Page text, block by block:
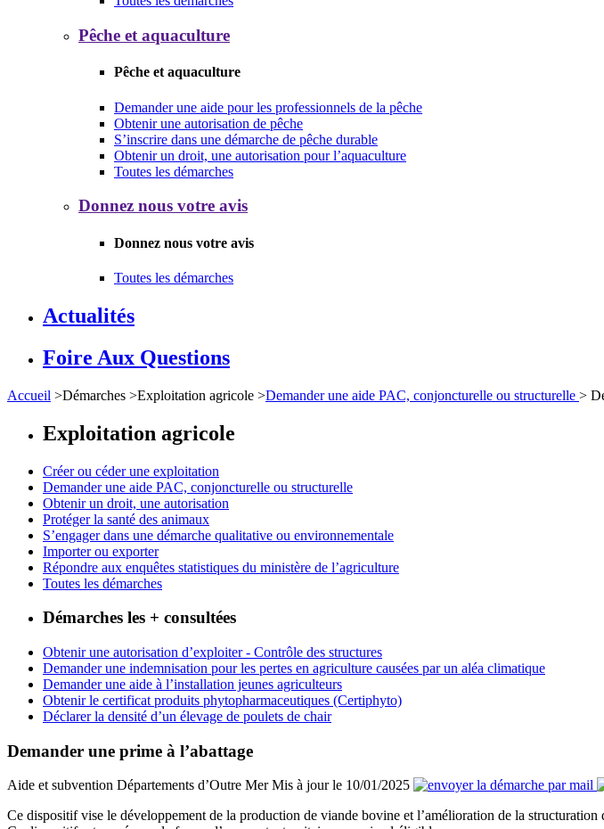
Pêche et aquaculture
Pêche et aquaculture
Demander une aide pour les professionnels de la pêche
Obtenir une autorisation de pêche
S’inscrire dans une démarche de pêche durable
Obtenir un droit, une autorisation pour l’aquaculture
Toutes les démarches
Donnez nous votre avis
Donnez nous votre avis
Toutes les démarches
Actualités
Foire Aux Questions
Accueil >Démarches >Exploitation agricole >Demander une aide PAC, conjoncturelle ou structurelle >
Exploitation agricole
Créer ou céder une exploitation
Demander une aide PAC, conjoncturelle ou structurelle
Obtenir un droit, une autorisation
Protéger la santé des animaux
S’engager dans une démarche qualitative ou environnementale
Importer ou exporter
Répondre aux enquêtes statistiques du ministère de l’agriculture
Toutes les démarches
Démarches les + consultées
Obtenir une autorisation d’exploiter - Contrôle des structures
Demander une indemnisation pour les pertes en agriculture causées par un aléa climatique
Demander une aide à l’installation jeunes agriculteurs
Obtenir le certificat produits phytopharmaceutiques (Certiphyto)
Déclarer la densité d’un élevage de poulets de chair
Demander une prime à l’abattage
Aide et subvention Départements d’Outre Mer Mis à jour le 10/01/2025
Ce dispositif vise le développement de la production de viande bovine et l’amélioration de la structuration